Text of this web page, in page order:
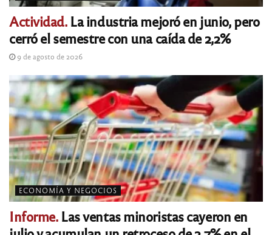
Actividad.La industria mejoró en junio, pero
cerró el semestre con una caída de 2,2%
9 de agosto de 2026
ECONOMÍA Y NEGOCIOS
Informe.Las ventas minoristas cayeron en